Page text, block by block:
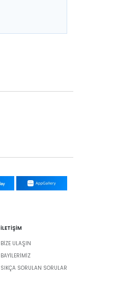
İLETİŞİM
BIZE ULAŞIN
BAYILERIMIZ
SIKÇA SORULAN SORULAR